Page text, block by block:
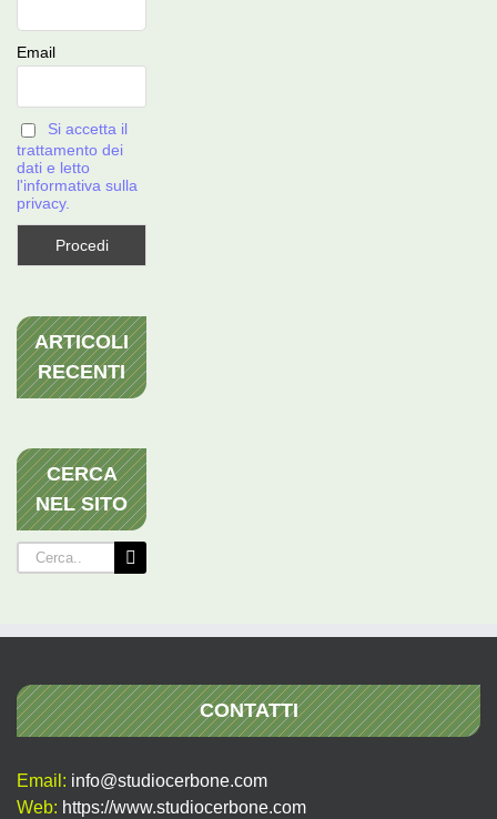
Email
Si accetta il
trattamento dei
dati e letto
l'informativa sulla
privacy.
ARTICOLI
RECENTI
CERCA
NEL SITO
Cerca
per:
CONTATTI
Email: info@studiocerbone.com
Web: https://www.studiocerbone.com